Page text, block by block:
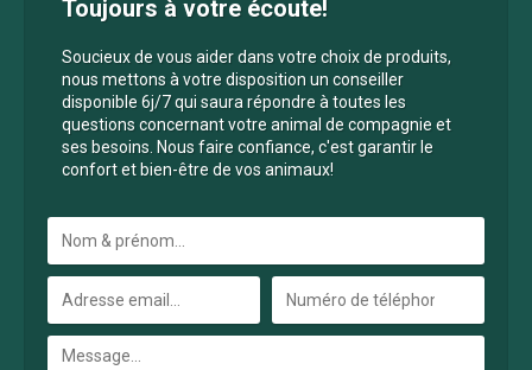
Toujours à votre écoute!
Soucieux de vous aider dans votre choix de produits,
nous mettons à votre disposition un conseiller
disponible 6j/7 qui saura répondre à toutes les
questions concernant votre animal de compagnie et
ses besoins. Nous faire confiance, c'est garantir le
confort et bien-être de vos animaux!